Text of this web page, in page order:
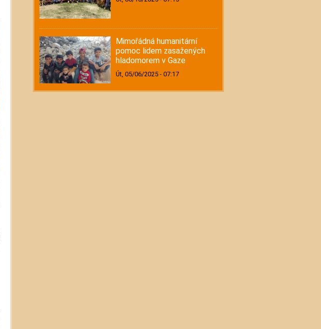
Mimořádná humanitární
pomoc lidem zasažených
hladomorem v Gaze
Út, 05/06/2025 - 07:17